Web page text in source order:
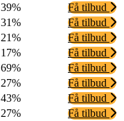
39%
Få tilbud
31%
Få tilbud
21%
Få tilbud
17%
Få tilbud
69%
Få tilbud
27%
Få tilbud
43%
Få tilbud
27%
Få tilbud